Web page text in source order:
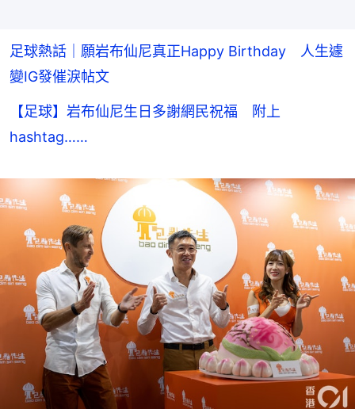
足球熱話｜願岩布仙尼真正Happy Birthday 人生遽
變IG發催淚帖文
【足球】岩布仙尼生日多謝網民祝福 附上
hashtag……